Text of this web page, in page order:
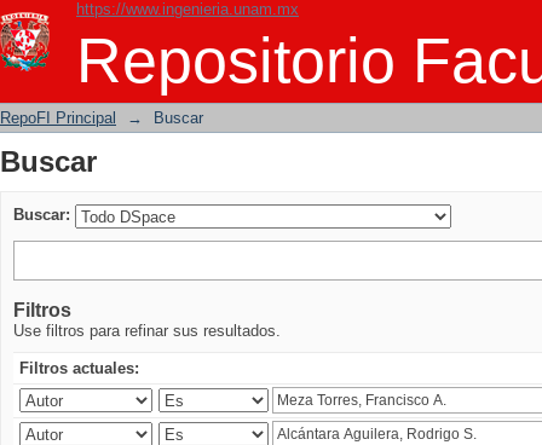
https://www.ingenieria.unam.mx
Repositorio
Buscar
RepoFI Principal → Buscar
Buscar
Buscar:
Filtros
Use filtros para refinar sus resultados.
Filtros actuales: